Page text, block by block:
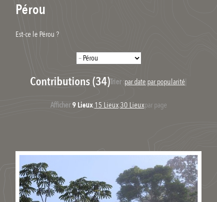
Pérou
Est-ce le Pérou ?
Contributions (34)Trier :par date,par popularité|
Afficher:9 Lieux,15 Lieux,30 Lieuxpar page